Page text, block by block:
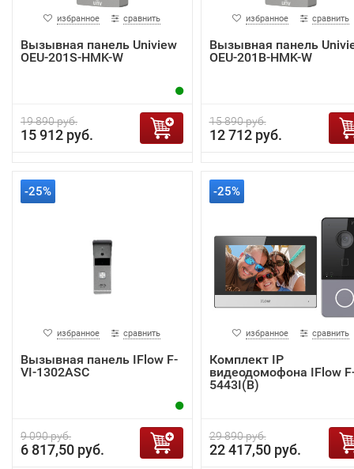
избранное сравнить
Вызывная панель Uniview
OEU-201S-HMK-W
19 890 руб.
15 912 руб.
избранное сравнить
Вызывная панель
OEU-201B-HMK-W
15 890 руб.
12 712 руб.
-25%
избранное сравнить
Вызывная панель IFlow F-
VI-1302ASC
9 090 руб.
6 817,50 руб.
-25%
избранное сравнить
Комплект IP
видеодомофона IFlow
5443I(B)
29 890 руб.
22 417,50 руб.